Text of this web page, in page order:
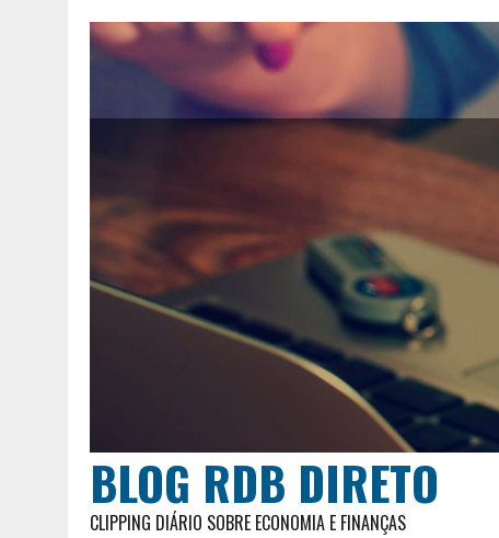
BLOG RDB DIRETO
CLIPPING DIÁRIO SOBRE ECONOMIA E FINANÇAS